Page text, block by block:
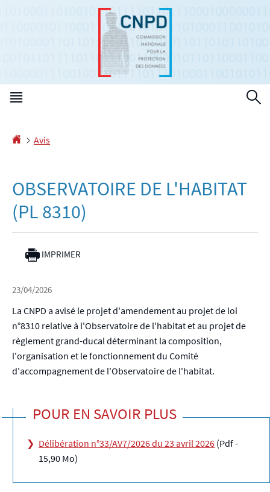
Accueil
Avis
OBSERVATOIRE DE L'HABITAT
(PL 8310)
IMPRIMER
23/04/2026
La CNPD a avisé le projet d'amendement au projet de loi
n°8310 relative à l'Observatoire de l'habitat et au projet de
règlement grand-ducal déterminant la composition,
l'organisation et le fonctionnement du Comité
d'accompagnement de l'Observatoire de l'habitat.
POUR EN SAVOIR PLUS
Délibération n°33/AV7/2026 du 23 avril 2026 (Pdf -
15,90 Mo)